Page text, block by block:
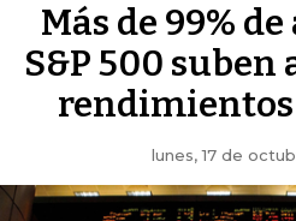
Más de 99%
S&P 500 suben
lunes, 17 de